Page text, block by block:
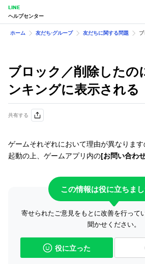
LINE
ヘルプセンター
ホーム 友だち⋅グループ 友だちに関する問題
ブロック／削除したの
ンキングに表示される
共有する
ゲームそれぞれにおいて理由が異なりま
起動の上、ゲームアプリ内の[お問い合わ
この情報は役に立ちま
寄せられたご意見をもとに改善を行って
聞かせください。
役に立った